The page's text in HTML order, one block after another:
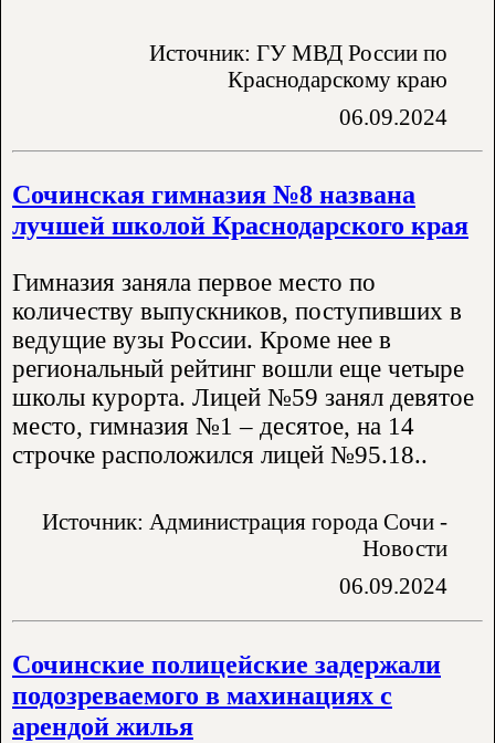
Источник: ГУ МВД России по
Краснодарскому краю
06.09.2024
Сочинская гимназия №8 названа
лучшей школой Краснодарского края
Гимназия заняла первое место по
количеству выпускников, поступивших в
ведущие вузы России. Кроме нее в
региональный рейтинг вошли еще четыре
школы курорта. Лицей №59 занял девятое
место, гимназия №1 – десятое, на 14
строчке расположился лицей №95.18..
Источник: Администрация города Сочи -
Новости
06.09.2024
Сочинские полицейские задержали
подозреваемого в махинациях с
арендой жилья